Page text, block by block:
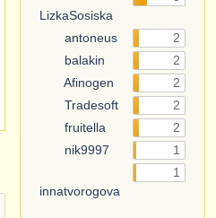
LizkaSosiska
antoneus
2
balakin
2
Afinogen
2
Tradesoft
2
fruitella
2
nik9997
1
innatvorogova
1